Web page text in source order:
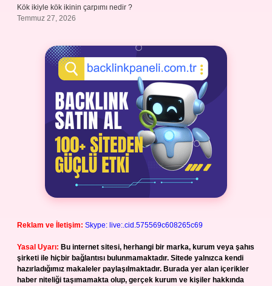
Kök ikiyle kök ikinin çarpımı nedir ?
Temmuz 27, 2026
Reklam ve İletişim: Skype: live:.cid.575569c608265c69
Yasal Uyarı: Bu internet sitesi, herhangi bir marka, kurum veya şahıs
şirketi ile hiçbir bağlantısı bulunmamaktadır. Sitede yalnızca kendi
hazırladığımız makaleler paylaşılmaktadır. Burada yer alan içerikler
haber niteliği taşımamakta olup, gerçek kurum ve kişiler hakkında